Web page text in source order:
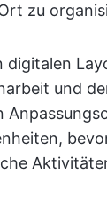
zu
digitalen
und